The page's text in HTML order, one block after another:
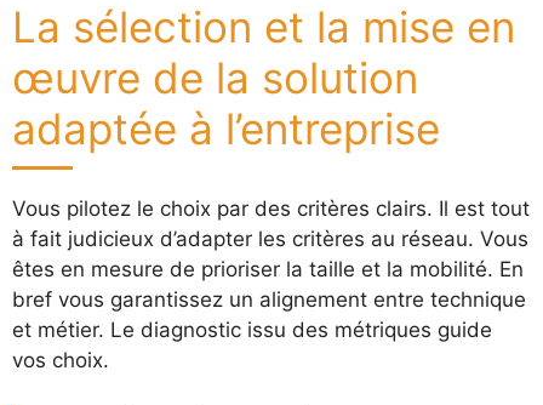
La sélection et la mise en
œuvre de la solution
adaptée à l’entreprise
Vous pilotez le choix par des critères clairs. Il est tout
à fait judicieux d’adapter les critères au réseau. Vous
êtes en mesure de prioriser la taille et la mobilité. En
bref vous garantissez un alignement entre technique
et métier. Le diagnostic issu des métriques guide
vos choix.